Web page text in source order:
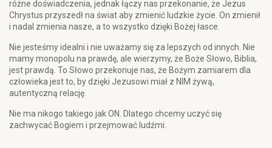
różne doświadczenia, jednak łączy nas przekonanie, że Jezus
Chrystus przyszedł na świat aby zmienić ludzkie życie. On zmienił
i nadal zmienia nasze, a to wszystko dzięki Bożej łasce.
Nie jesteśmy idealni i nie uważamy się za lepszych od innych. Nie
mamy monopolu na prawdę, ale wierzymy, że Boże Słowo, Biblia,
jest prawdą. To Słowo przekonuje nas, że Bożym zamiarem dla
człowieka jest to, by dzięki Jezusowi miał z NIM żywą,
autentyczną relację.
Nie ma nikogo takiego jak ON. Dlatego chcemy uczyć się
zachwycać Bogiem i przejmować ludźmi.